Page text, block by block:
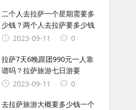
二个人去拉萨一个星期需要多
少钱？两个人去拉萨要多少钱
2023-09-11
0
拉萨7天6晚跟团990元一人靠
谱吗？拉萨旅游七日游要
2023-09-11
0
去拉萨旅游大概要多少钱一个